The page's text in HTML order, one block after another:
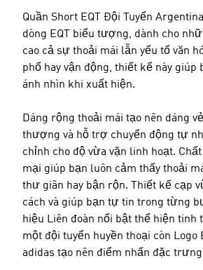
Quần Short EQT Đội Tuyển
dòng EQT biểu tượng, dành cho
cao cả sự thoải mái lẫn yếu tố văn
phố hay vận động, thiết kế này giúp
ánh nhìn khi xuất hiện.
Dáng rộng thoải mái tạo nên dáng
thượng và hỗ trợ chuyển động tự
chỉnh cho độ vừa vặn linh hoạt.
mại giúp bạn luôn cảm thấy thoải
thư giãn hay bận rộn. Thiết kế cạp
cách và giúp bạn tự tin trong từng
hiệu Liên đoàn nổi bật thể hiện tinh
một đội tuyển huyền thoại còn Logo
adidas tạo nên điểm nhấn đặc